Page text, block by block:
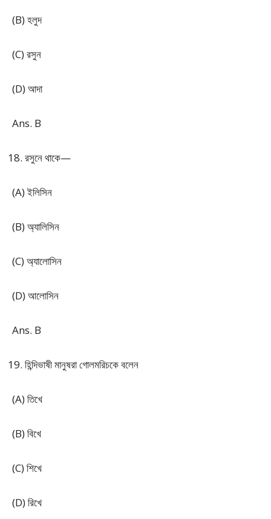
(B) হলুদ
(C) রসুন
(D) আদা
Ans. B
রসুনে থাকে—
(A) ইলিসিন
(B) অ্যালিসিন
(C) অ্যালোসিন
(D) আলোসিন
Ans. B
হিন্দিভাষী মানুষরা গোলমরিচকে বলেন
(A) তিখে
(B) বিখে
(C) শিখে
(D) রিখে